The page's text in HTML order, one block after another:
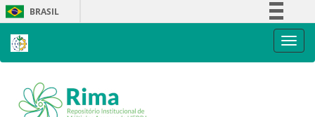
Skip
navigation
BRASIL